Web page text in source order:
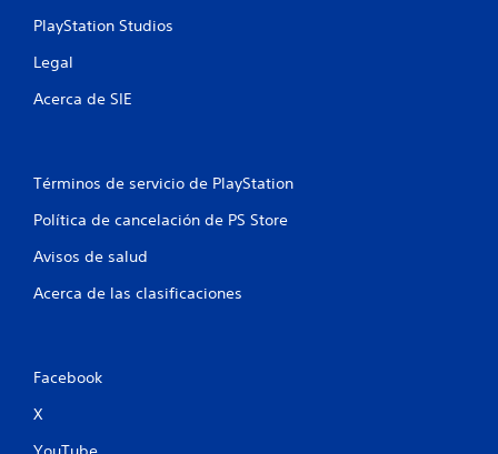
PlayStation Studios
Legal
Acerca de SIE
Términos de servicio de PlayStation
Política de cancelación de PS Store
Avisos de salud
Acerca de las clasificaciones
Facebook
X